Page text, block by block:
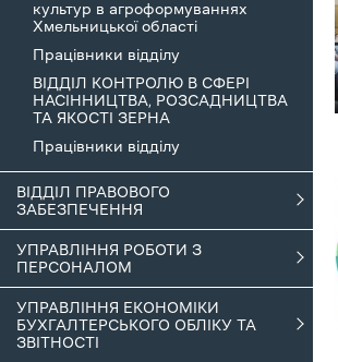
культур в агроформуваннях
Хмельницької області
Працівники відділу
ВІДДІЛ КОНТРОЛЮ В СФЕРІ
НАСІННИЦТВА, РОЗСАДНИЦТВА
ТА ЯКОСТІ ЗЕРНА
Працівники відділу
ВІДДІЛ ПРАВОВОГО
ЗАБЕЗПЕЧЕННЯ
УПРАВЛІННЯ РОБОТИ З
ПЕРСОНАЛОМ
УПРАВЛІННЯ ЕКОНОМІКИ
БУХГАЛТЕРСЬКОГО ОБЛІКУ ТА
ЗВІТНОСТІ